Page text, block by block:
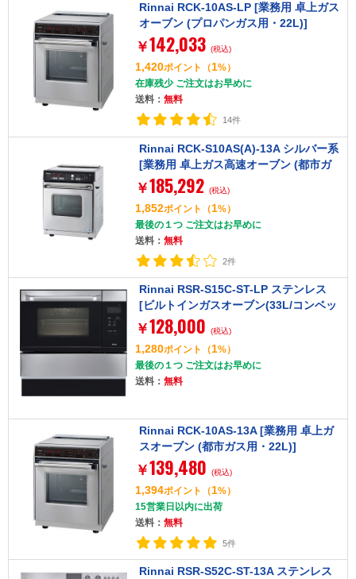
Rinnai RCK-10AS-LP [業務用 卓上ガス
オーブン (プロパンガス用・22L)]
￥142,033 (税込)
1,420ポイント （1%）
在庫残少 ご注文はお早めに
送料： 無料
14件
Rinnai RCK-S10AS(A)-13A シルバー系
[業務用 卓上ガス高速オーブン (都市ガ
ス用・22L)]
￥185,292 (税込)
1,852ポイント （1%）
最後の１つ ご注文はお早めに
送料： 無料
2件
Rinnai RSR-S15C-ST-LP ステンレス
[ビルトインガスオーブン(33L/コンベッ
ク/プロパンガス用)]
￥128,000 (税込)
1,280ポイント （1%）
最後の１つ ご注文はお早めに
送料： 無料
Rinnai RCK-10AS-13A [業務用 卓上ガ
スオーブン (都市ガス用・22L)]
￥139,480 (税込)
1,394ポイント （1%）
15営業日以内に出荷
送料： 無料
5件
Rinnai RSR-S52C-ST-13A ステンレス